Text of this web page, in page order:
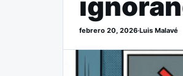
febrero 20, 2026·Luis Malavé